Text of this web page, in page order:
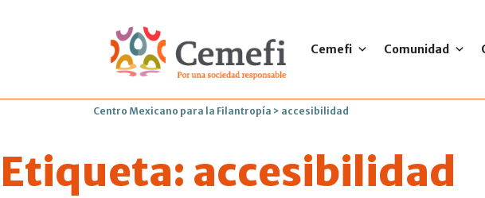
Cemefi Comunidad
Centro Mexicano para la Filantropía > accesibilidad
Etiqueta: accesibilidad